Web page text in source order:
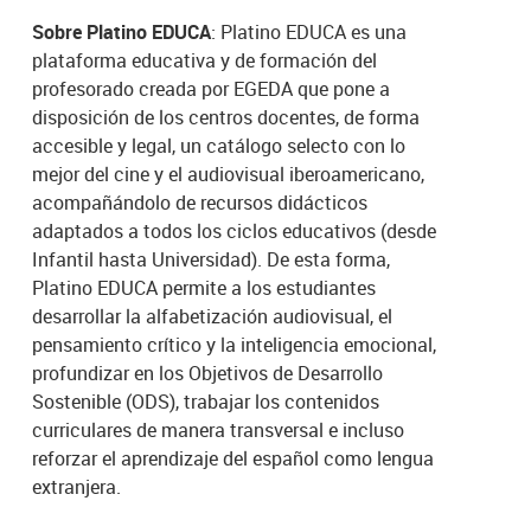
Sobre Platino EDUCA: Platino EDUCA es una
plataforma educativa y de formación del
profesorado creada por EGEDA que pone a
disposición de los centros docentes, de forma
accesible y legal, un catálogo selecto con lo
mejor del cine y el audiovisual iberoamericano,
acompañándolo de recursos didácticos
adaptados a todos los ciclos educativos (desde
Infantil hasta Universidad). De esta forma,
Platino EDUCA permite a los estudiantes
desarrollar la alfabetización audiovisual, el
pensamiento crítico y la inteligencia emocional,
profundizar en los Objetivos de Desarrollo
Sostenible (ODS), trabajar los contenidos
curriculares de manera transversal e incluso
reforzar el aprendizaje del español como lengua
extranjera.